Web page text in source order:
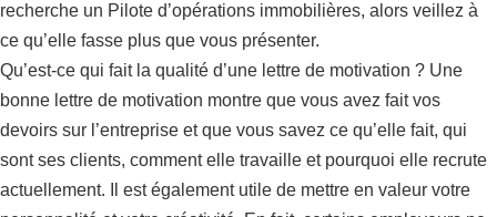
recherche un Pilote d’opérations immobilières, alors veillez à
ce qu’elle fasse plus que vous présenter.
Qu’est-ce qui fait la qualité d’une lettre de motivation ? Une
bonne lettre de motivation montre que vous avez fait vos
devoirs sur l’entreprise et que vous savez ce qu’elle fait, qui
sont ses clients, comment elle travaille et pourquoi elle recrute
actuellement. Il est également utile de mettre en valeur votre